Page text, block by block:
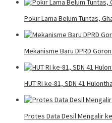
Pokir Lama Belum Tuntas,
Mekanisme Baru DPRD
HUT RI ke-81, SDN 41
Protes Data Desil Mengalir